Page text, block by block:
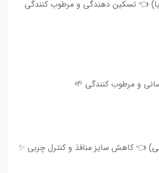
👈 تسکین دهندگی و مرطوب کنندگی
و مرطوب کنندگی 🌱
👈 کاهش سایز منافذ و کنترل چربی ✨